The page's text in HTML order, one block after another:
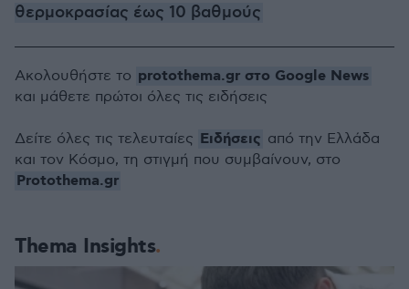
θερμοκρασίας έως 10 βαθμούς
Thema Insights
Ακολουθήστε το protothema.gr στο Google News
και μάθετε πρώτοι όλες τις ειδήσεις
Δείτε όλες τις τελευταίες Ειδήσεις από την Ελλάδα
και τον Κόσμο, τη στιγμή που συμβαίνουν, στο
Protothema.gr